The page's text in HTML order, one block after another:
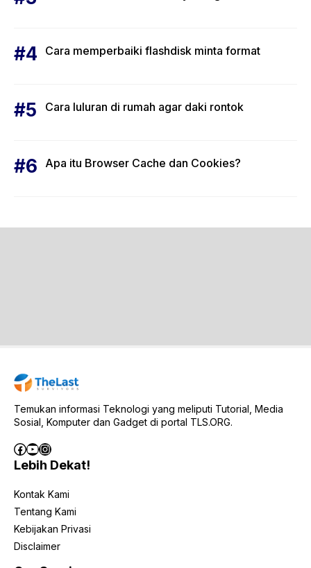
Cara memperbaiki flashdisk minta format
Cara luluran di rumah agar daki rontok
Apa itu Browser Cache dan Cookies?
Temukan informasi Teknologi yang meliputi Tutorial, Media
Sosial, Komputer dan Gadget di portal TLS.ORG.
Facebook
YouTube
Instagram
Lebih Dekat!
Kontak Kami
Tentang Kami
Kebijakan Privasi
Disclaimer